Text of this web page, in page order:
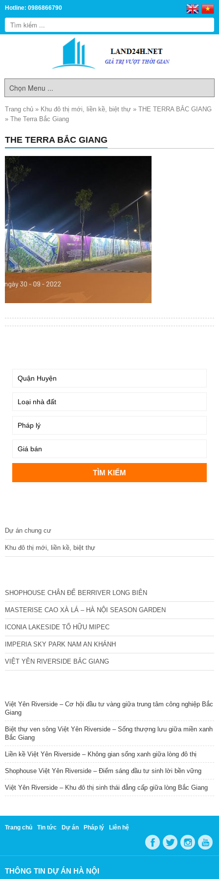
Hotline: 0986866790
Trang chủ » Khu đô thị mới, liền kề, biệt thự » THE TERRA BẮC GIANG
» The Terra Bắc Giang
THE TERRA BẮC GIANG
Dự án chung cư
Khu đô thị mới, liền kề, biệt thự
SHOPHOUSE CHÂN ĐẾ BERRIVER LONG BIÊN
MASTERISE CAO XÀ LÁ – HÀ NỘI SEASON GARDEN
ICONIA LAKESIDE TỐ HỮU MIPEC
IMPERIA SKY PARK NAM AN KHÁNH
VIỆT YÊN RIVERSIDE BẮC GIANG
Việt Yên Riverside – Cơ hội đầu tư vàng giữa trung tâm công nghiệp Bắc
Giang
Biệt thự ven sông Việt Yên Riverside – Sống thượng lưu giữa miền xanh
Bắc Giang
Liền kề Việt Yên Riverside – Không gian sống xanh giữa lòng đô thị
Shophouse Việt Yên Riverside – Điểm sáng đầu tư sinh lời bền vững
Việt Yên Riverside – Khu đô thị sinh thái đẳng cấp giữa lòng Bắc Giang
Trang chủ Tin tức Dự án Pháp lý Liên hệ
THÔNG TIN DỰ ÁN HÀ NỘI